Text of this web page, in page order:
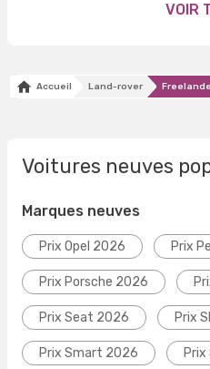
VOIR
Accueil Land-rover
Voitures neuves
Marques neuves
Prix Opel 2026 Prix
Prix Porsche 2026
Prix Seat 2026 Prix
Prix Smart 2026